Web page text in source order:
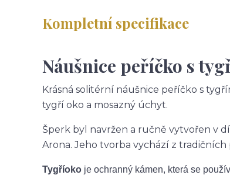
Kompletní specifikace
Náušnice peříčko s
Krásná solitérní náušnice peříčko s
tygří oko a mosazný úchyt.
Šperk byl navržen a ručně vytvořen v
Arona. Jeho tvorba vychází z
Tygříoko je ochranný kámen, která se